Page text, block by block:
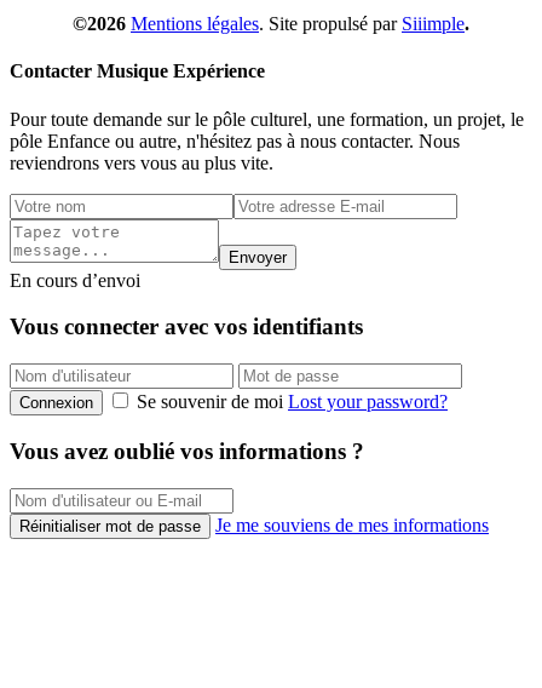
©2026 Mentions légales. Site propulsé par Siiimple.
Contacter Musique Expérience
Pour toute demande sur le pôle culturel, une formation, un projet, le
pôle Enfance ou autre, n'hésitez pas à nous contacter. Nous
reviendrons vers vous au plus vite.
Envoyer
En cours d’envoi
Vous connecter avec vos identifiants
Connexion Se souvenir de moi Lost your password?
Vous avez oublié vos informations ?
Réinitialiser mot de passe Je me souviens de mes informations